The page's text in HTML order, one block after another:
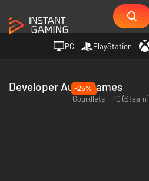
PC PlayStation
Developer AuntyGames
-25%
Gourdlets - PC (Steam)